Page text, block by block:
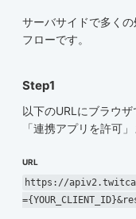
サーバサイドで多く
フローです。
Step1
以下のURLにブラウ
「連携アプリを許可
URL
https://